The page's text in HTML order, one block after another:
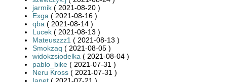
jarmik ( 2021-08-20 )
Exga ( 2021-08-16 )
qba ( 2021-08-14 )
Lucek ( 2021-08-13 )
Mateuszzz1 ( 2021-08-13 )
Smokzaq ( 2021-08-05 )
widokzsiodelka ( 2021-08-04 )
pablo_bike ( 2021-07-31 )
Neru Kross ( 2021-07-31 )
Iapet ( 2021-07-21 )